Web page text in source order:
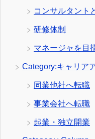
コンサルタント
研修体制
マネージャを目
Category:キャリア
同業他社へ転職
事業会社へ転職
起業・独立開業